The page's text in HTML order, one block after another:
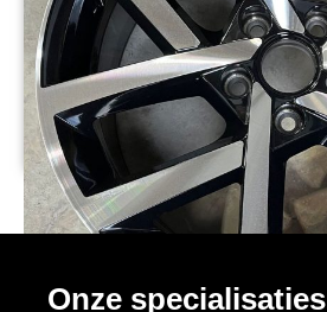
Onze specialisaties